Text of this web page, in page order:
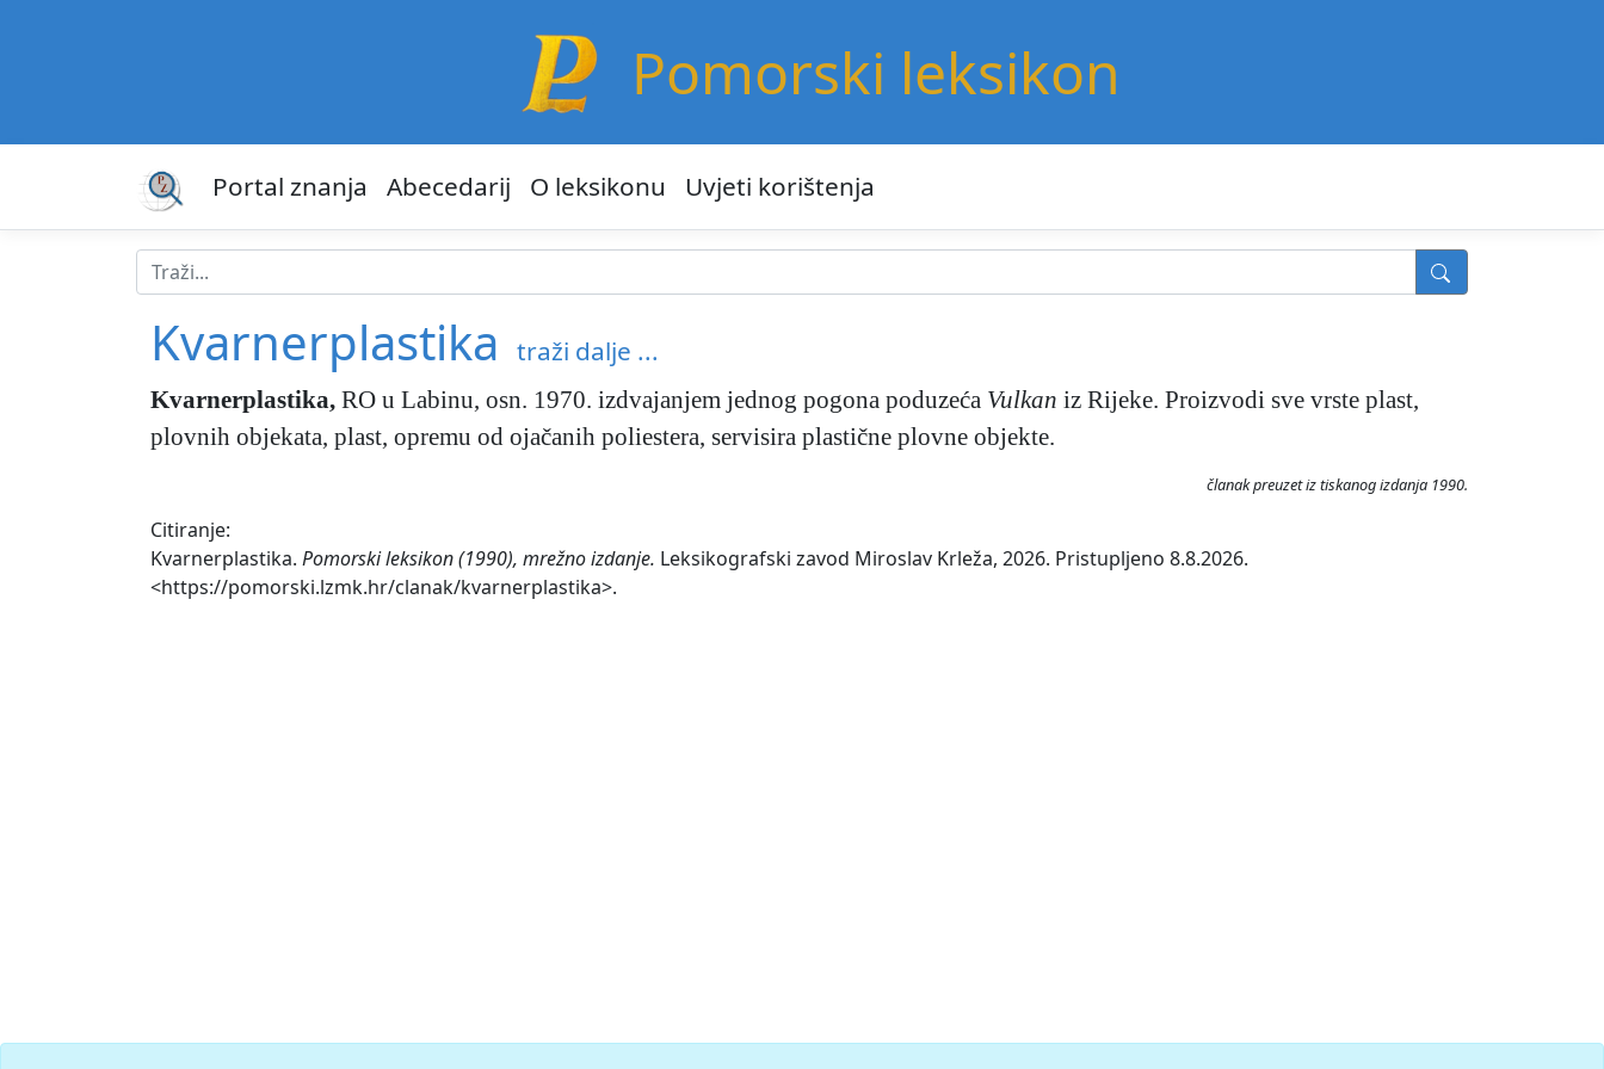
Pomorski leksikon
Portal znanja Abecedarij O leksikonu Uvjeti korištenja
Kvarnerplastika traži dalje ...
Kvarnerplastika, RO u Labinu, osn. 1970. izdvajanjem jednog pogona poduzeća Vulkan iz Rijeke. Proizvodi sve vrste plast,
plovnih objekata, plast, opremu od ojačanih poliestera, servisira plastične plovne objekte.
članak preuzet iz tiskanog izdanja 1990.
Citiranje:
Kvarnerplastika. Pomorski leksikon (1990), mrežno izdanje. Leksikografski zavod Miroslav Krleža, 2026. Pristupljeno 8.8.2026.
<https://pomorski.lzmk.hr/clanak/kvarnerplastika>.